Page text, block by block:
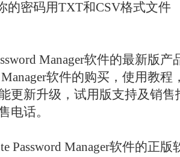
的密码用TXT和CSV格式文件
Manager软件的最新版
Manager软件的购买，使用教
更新升级，试用版支持及销
电话。
Password Manager软件的正